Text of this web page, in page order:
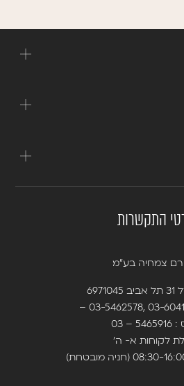
התקשרות
צמחיה בע”מ
03-
,
03-5462578
–
– 03
לקוחות א- ה’